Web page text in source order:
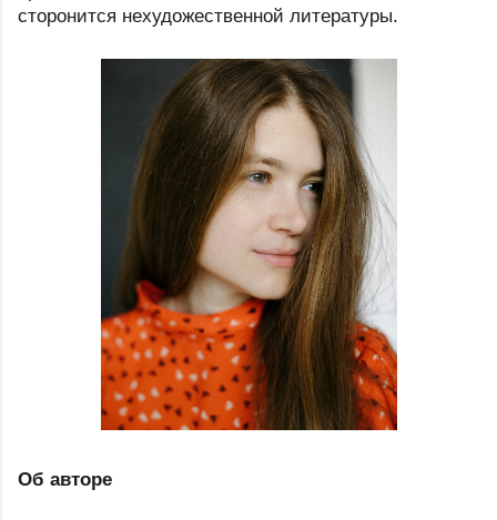
сторонится нехудожественной литературы.
Об авторе